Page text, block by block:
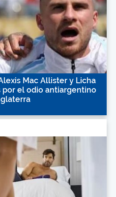
Mac Allister y Licha
por el odio antiargentino